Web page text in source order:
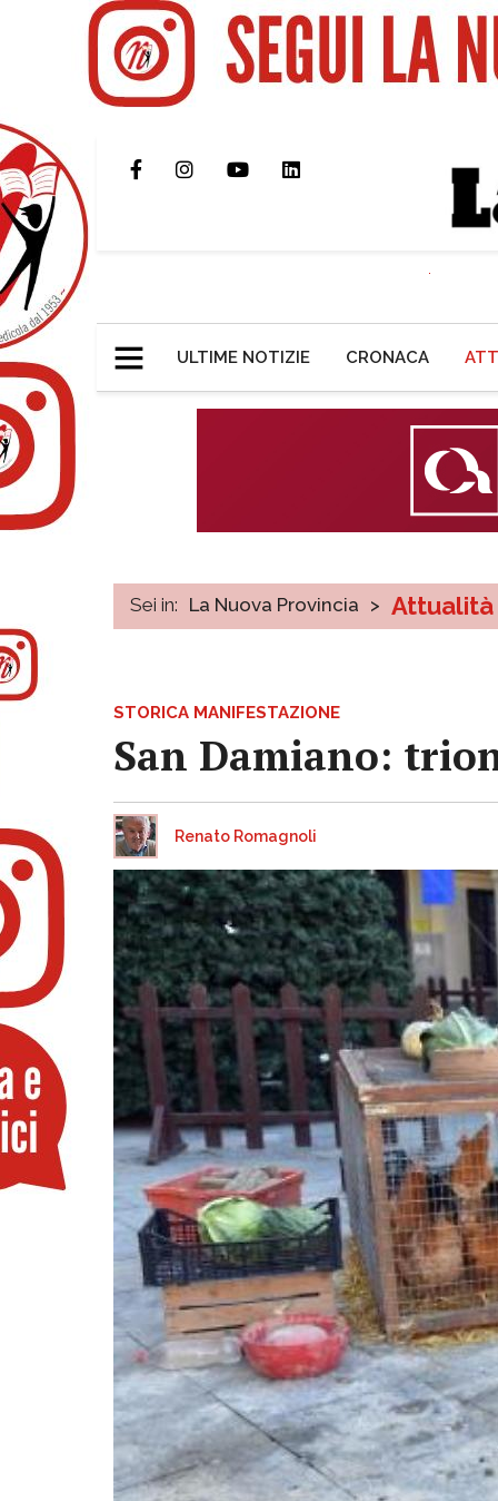
ULTIME NOTIZIE CRONACA
Sei in: La Nuova Provincia > Attualità
STORICA MANIFESTAZIONE
San Damiano:
Renato Romagnoli